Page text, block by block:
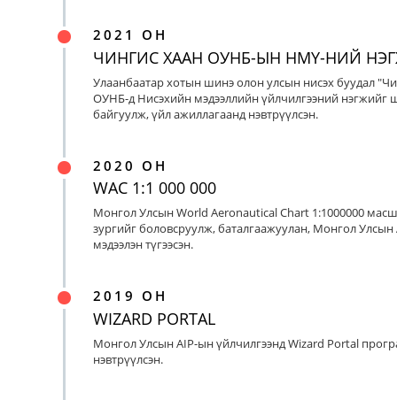
2021 ОН
ЧИНГИС ХААН ОУНБ-ЫН НМҮ-НИЙ
Улаанбаатар хотын шинэ олон улсын нисэх буудал
ОУНБ-д Нисэхийн мэдээллийн үйлчилгээний нэгжийг
байгуулж, үйл ажиллагаанд нэвтрүүлсэн.
2020 ОН
WAC 1:1 000 000
Монгол Улсын World Aeronautical Chart 1:1000000
зургийг боловсруулж, баталгаажуулан, Монгол Улсын
мэдээлэн түгээсэн.
2019 ОН
WIZARD PORTAL
Монгол Улсын AIP-ын үйлчилгээнд Wizard Portal
нэвтрүүлсэн.